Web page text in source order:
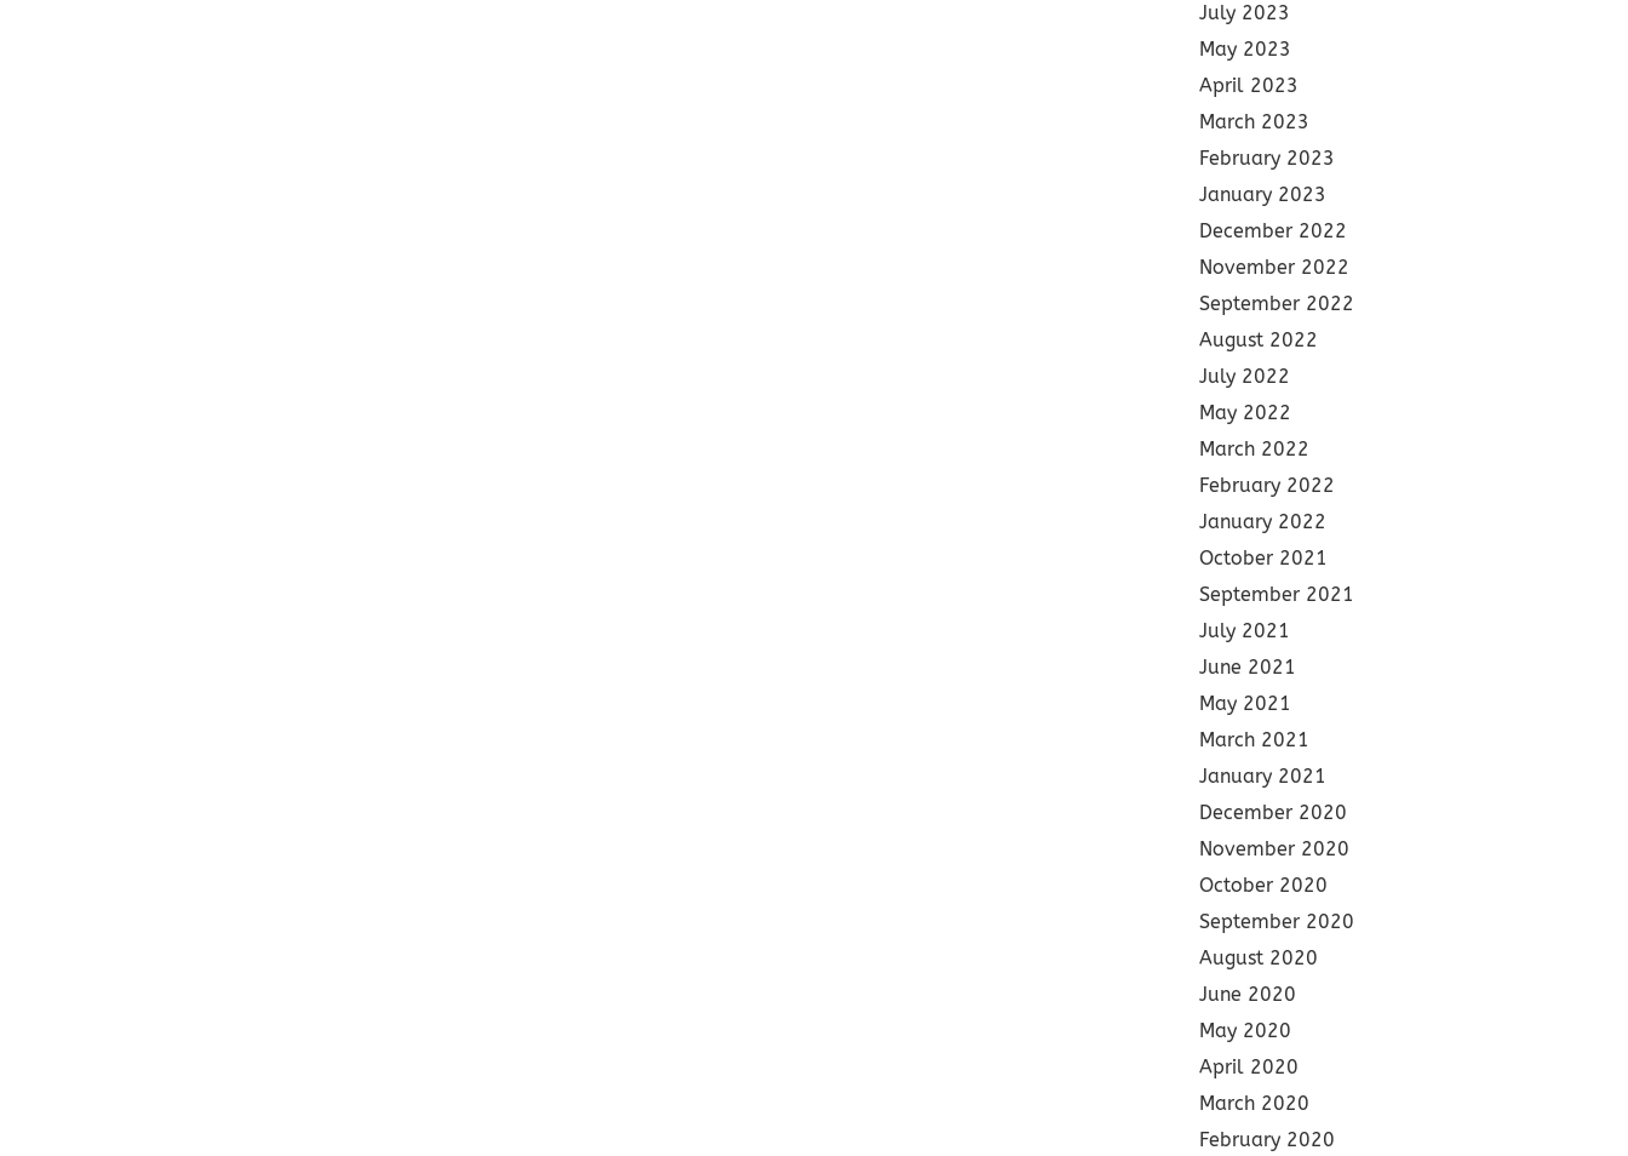
July 2023
May 2023
April 2023
March 2023
February 2023
January 2023
December 2022
November 2022
September 2022
August 2022
July 2022
May 2022
March 2022
February 2022
January 2022
October 2021
September 2021
July 2021
June 2021
May 2021
March 2021
January 2021
December 2020
November 2020
October 2020
September 2020
August 2020
June 2020
May 2020
April 2020
March 2020
February 2020